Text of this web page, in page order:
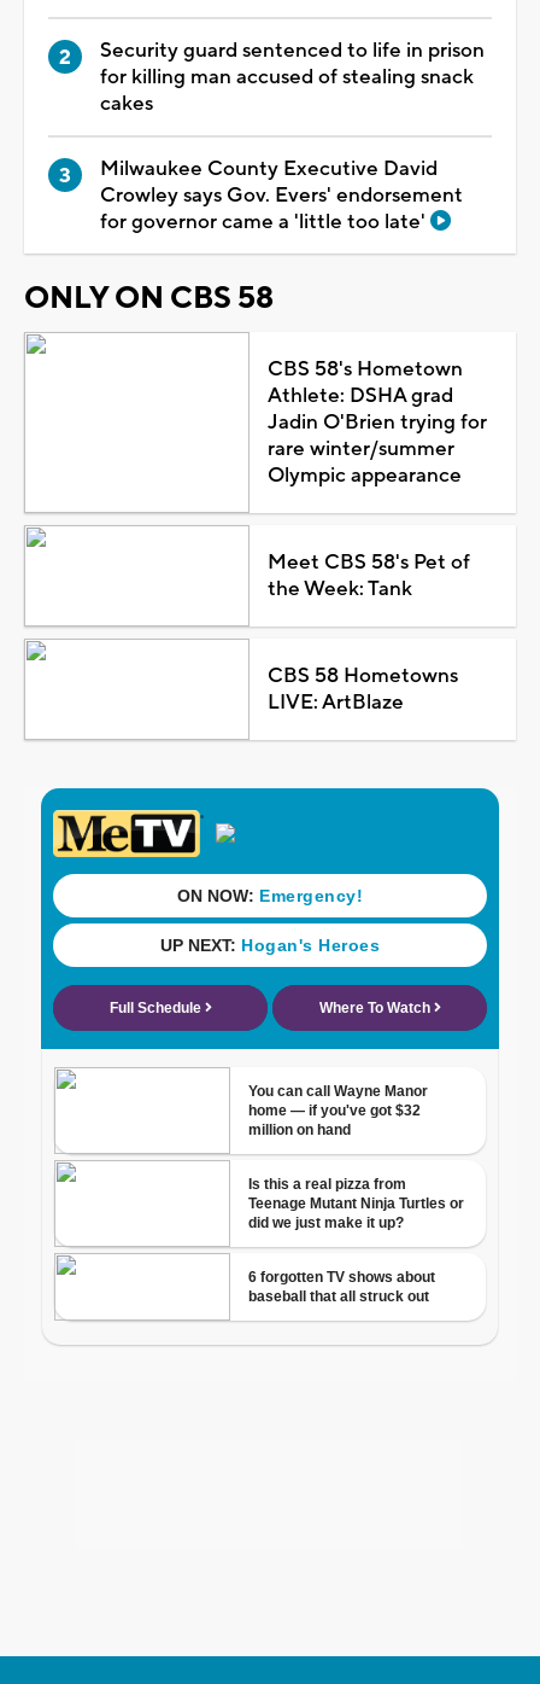
Security guard sentenced to life in prison
for killing man accused of stealing snack
cakes
Milwaukee County Executive David
Crowley says Gov. Evers' endorsement
for governor came a 'little too late'
ONLY ON CBS 58
CBS 58's Hometown
Athlete: DSHA grad
Jadin O'Brien trying for
rare winter/summer
Olympic appearance
Meet CBS 58's Pet of
the Week: Tank
CBS 58 Hometowns
LIVE: ArtBlaze